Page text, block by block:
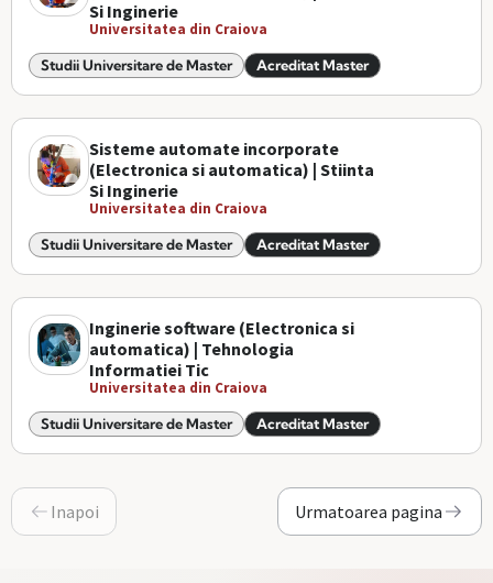
Si Inginerie
Universitatea din Craiova
Studii Universitare de Master Acreditat Master
Sisteme automate incorporate
(Electronica si automatica) | Stiinta
Si Inginerie
Universitatea din Craiova
Studii Universitare de Master Acreditat Master
Inginerie software (Electronica si
automatica) | Tehnologia
Informatiei Tic
Universitatea din Craiova
Studii Universitare de Master Acreditat Master
Inapoi Urmatoarea pagina